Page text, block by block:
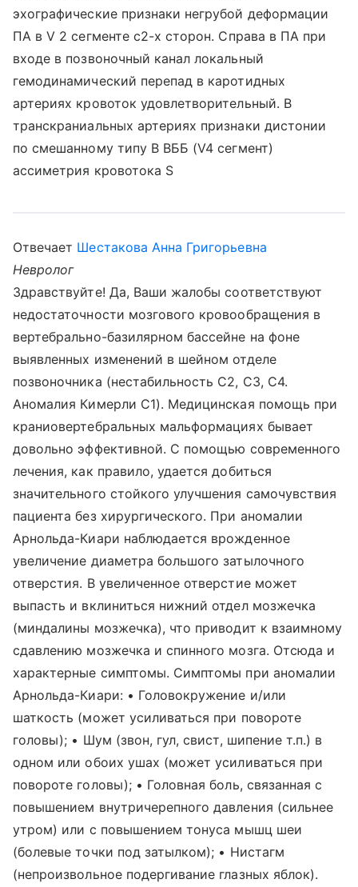
эхографические признаки негрубой деформации
ПА в V 2 сегменте с2-х сторон. Справа в ПА при
входе в позвоночный канал локальный
гемодинамический перепад в каротидных
артериях кровоток удовлетворительный. В
транскраниальных артериях признаки дистонии
по смешанному типу В ВББ (V4 сегмент)
ассиметрия кровотока S
Отвечает Шестакова Анна Григорьевна
Невролог
Здравствуйте! Да, Ваши жалобы соответствуют
недостаточности мозгового кровообращения в
вертебрально-базилярном бассейне на фоне
выявленных изменений в шейном отделе
позвоночника (нестабильность С2, С3, С4.
Аномалия Кимерли С1). Медицинская помощь при
краниовертебральных мальформациях бывает
довольно эффективной. С помощью современного
лечения, как правило, удается добиться
значительного стойкого улучшения самочувствия
пациента без хирургического. При аномалии
Арнольда-Киари наблюдается врожденное
увеличение диаметра большого затылочного
отверстия. В увеличенное отверстие может
выпасть и вклиниться нижний отдел мозжечка
(миндалины мозжечка), что приводит к взаимному
сдавлению мозжечка и спинного мозга. Отсюда и
характерные симптомы. Симптомы при аномалии
Арнольда-Киари: • Головокружение и/или
шаткость (может усиливаться при повороте
головы); • Шум (звон, гул, свист, шипение т.п.) в
одном или обоих ушах (может усиливаться при
повороте головы); • Головная боль, связанная с
повышением внутричерепного давления (сильнее
утром) или с повышением тонуса мышц шеи
(болевые точки под затылком); • Нистагм
(непроизвольное подергивание глазных яблок).